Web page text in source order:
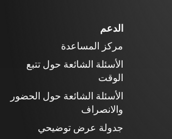
الدعم
مركز المساعدة
الأسئلة الشائعة حول تتبع
الوقت
الأسئلة الشائعة حول الحضور
والانصراف
جدولة عرض توضيحي